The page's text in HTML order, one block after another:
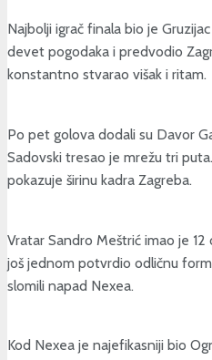
Najbolji igrač finala bio je
devet pogodaka i predvodio
konstantno stvarao višak i ritam.
Po pet golova dodali su Davor
Sadovski tresao je mrežu tri
pokazuje širinu kadra Zagreba.
Vratar Sandro Meštrić imao je
još jednom potvrdio odličnu
slomili napad Nexea.
Kod Nexea je najefikasniji bio